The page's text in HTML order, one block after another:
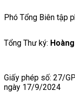
Phó Tổng Biên tập
Tổng Thư ký:
Giấy phép số: 27/
ngày 17/9/2024